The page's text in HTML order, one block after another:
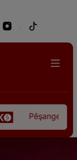
Pêşangeha